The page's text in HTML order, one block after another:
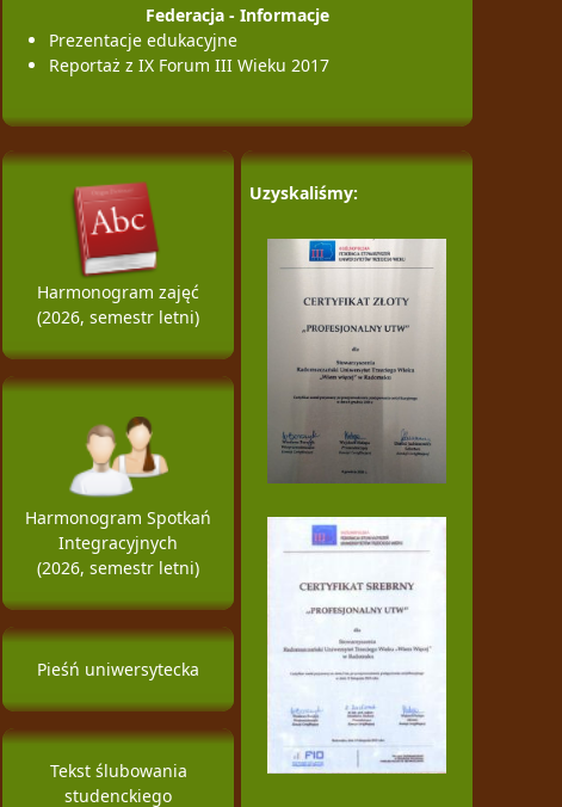
Federacja - Informacje
Prezentacje edukacyjne
Reportaż z IX Forum III Wieku 2017
Harmonogram zajęć
(2026, semestr letni)
Harmonogram Spotkań
Integracyjnych
(2026, semestr letni)
Pieśń uniwersytecka
Tekst ślubowania
studenckiego
Uzyskaliśmy: